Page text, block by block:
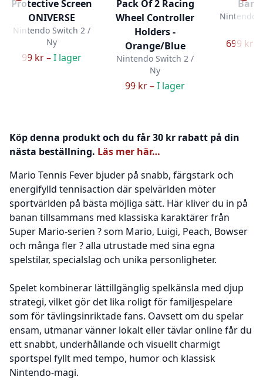
Protective Screen
ONIVERSE
Nintendo Switch 2 /
Ny
99 kr –I lager
Pack Of 2 Racing
Wheel Controller
Holders -
Orange/Blue
Nintendo Switch 2 /
Ny
99 kr –I lager
Nintendo
699 kr –
Köp denna produkt och du får 30 kr rabatt på din
nästa beställning. Läs mer här…
Mario Tennis Fever bjuder på snabb, färgstark och
energifylld tennisaction där spelvärlden möter
sportvärlden på bästa möjliga sätt. Här kliver du in på
banan tillsammans med klassiska karaktärer från
Super Mario-serien ? som Mario, Luigi, Peach, Bowser
och många fler ? alla utrustade med sina egna
spelstilar, specialslag och unika personligheter.
Spelet kombinerar lättillgänglig spelkänsla med djup
strategi, vilket gör det lika roligt för familjespelare
som för tävlingsinriktade fans. Oavsett om du spelar
ensam, utmanar vänner lokalt eller tävlar online får du
ett snabbt, underhållande och visuellt charmigt
sportspel fyllt med tempo, humor och klassisk
Nintendo-magi.